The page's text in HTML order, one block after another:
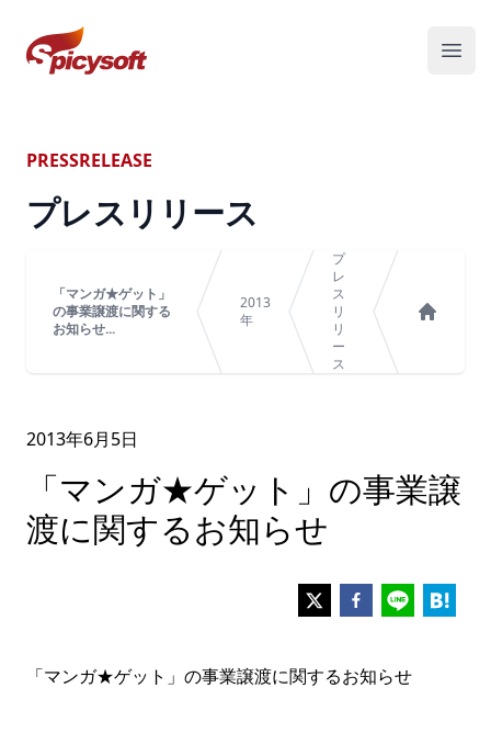
スパイシーソフト株式会社
メニ
PRESSRELEASE
プレスリリース
「マンガ★ゲット」
の事業譲渡に関する
お知らせ...
2013
年
プ
レ
ス
リ
リ
ー
ス
2013年6月5日
「マンガ★ゲット」の事業譲
渡に関するお知らせ
「マンガ★ゲット」の事業譲渡に関するお知らせ